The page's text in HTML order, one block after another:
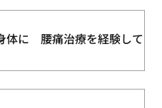
に 腰痛治療を経験して